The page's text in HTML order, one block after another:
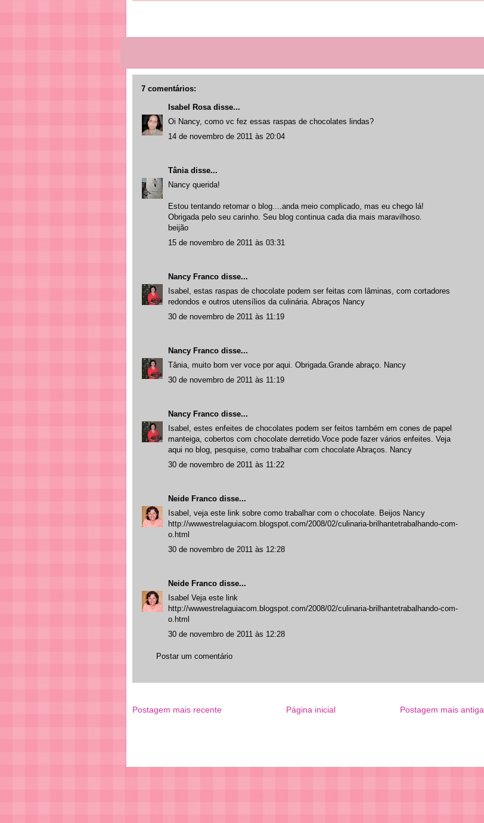
7 comentários:
Isabel Rosa disse...
Oi Nancy, como vc fez essas raspas de chocolates lindas?
14 de novembro de 2011 às 20:04
Tânia disse...
Nancy querida!
Estou tentando retomar o blog....anda meio complicado, mas eu chego lá!
Obrigada pelo seu carinho. Seu blog continua cada dia mais maravilhoso.
beijão
15 de novembro de 2011 às 03:31
Nancy Franco disse...
Isabel, estas raspas de chocolate podem ser feitas com lâminas, com cortadores
redondos e outros utensílios da culinária. Abraços Nancy
30 de novembro de 2011 às 11:19
Nancy Franco disse...
Tânia, muito bom ver voce por aqui. Obrigada.Grande abraço. Nancy
30 de novembro de 2011 às 11:19
Nancy Franco disse...
Isabel, estes enfeites de chocolates podem ser feitos também em cones de papel
manteiga, cobertos com chocolate derretido.Voce pode fazer vários enfeites. Veja
aqui no blog, pesquise, como trabalhar com chocolate Abraços. Nancy
30 de novembro de 2011 às 11:22
Neide Franco disse...
Isabel, veja este link sobre como trabalhar com o chocolate. Beijos Nancy
http://wwwestrelaguiacom.blogspot.com/2008/02/culinaria-brilhantetrabalhando-com-
o.html
30 de novembro de 2011 às 12:28
Neide Franco disse...
Isabel Veja este link
http://wwwestrelaguiacom.blogspot.com/2008/02/culinaria-brilhantetrabalhando-com-
o.html
30 de novembro de 2011 às 12:28
Postar um comentário
Postagem mais recente Postagem mais antiga
Página inicial